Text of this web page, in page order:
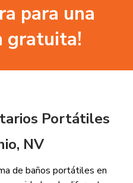
para una
gratuita!
Portátiles
NV
de baños portátiles en